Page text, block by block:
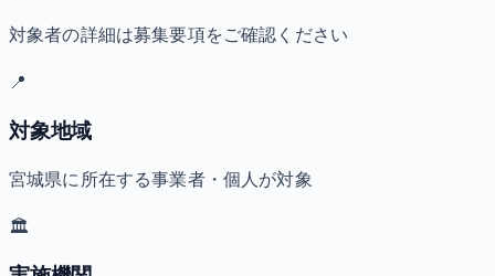
対象者の詳細は募集要項をご確認ください
📍
対象地域
宮城県に所在する事業者・個人が対象
🏛️